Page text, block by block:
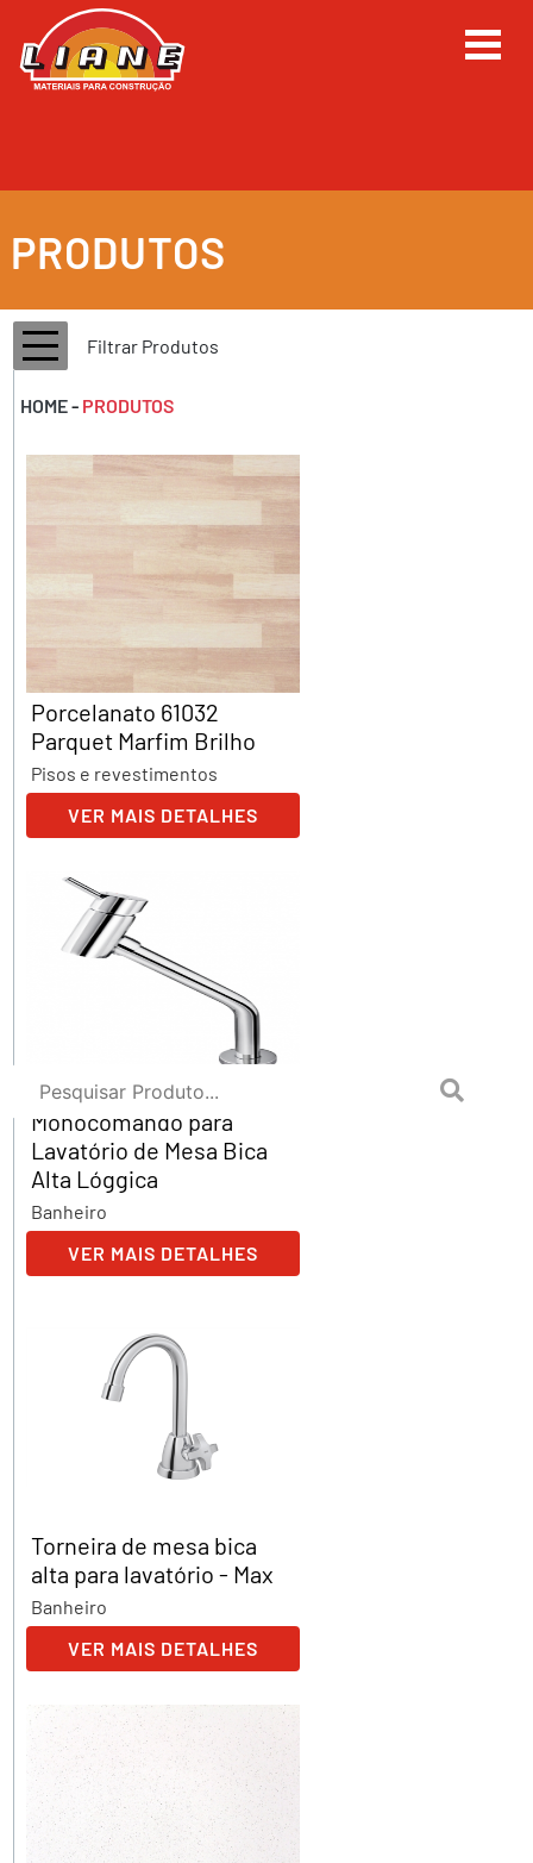
PRODUTOS
Filtrar Produtos
HOME- PRODUTOS
Porcelanato 61032
Parquet Marfim Brilho
Pisos e revestimentos
VER MAIS DETALHES
Misturador
Monocomando para
Lavatório de Mesa Bica
Alta Lóggica
Banheiro
VER MAIS DETALHES
Torneira de mesa bica
alta para lavatório - Max
Banheiro
VER MAIS DETALHES